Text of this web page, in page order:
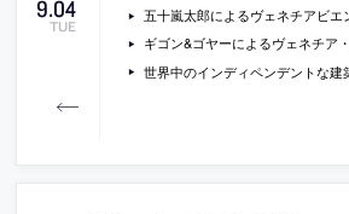
9.04
TUE
五十嵐太郎によるヴェネチアビエンナー
ギゴン&ゴヤーによるヴェネチア・ビエン
世界中のインディペンデントな建築出版物に焦点を当てた展覧